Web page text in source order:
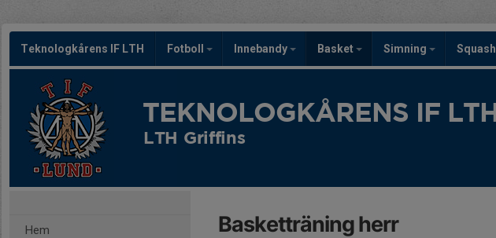
Teknologkårens IF LTH Fotboll Innebandy Basket Simning Squash
TEKNOLOGKÅRENS IF LTH
LTH Griffins
Hem Basketträning herr